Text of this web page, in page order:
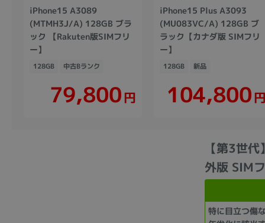
iPhone15 A3089
(MTMH3J/A) 128GB ブラ
ック 【Rakuten版SIMフリ
ー】
128GB 中古Bランク
79,800円
iPhone15 Plus A3093
(MU083VC/A) 128GB ブ
ラック【カナダ版 SIMフリ
ー】
128GB 新品
104,800円
【第3世
外版 SIMフ
特に目立つ傷